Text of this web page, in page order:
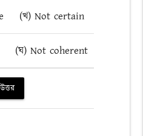
(খ) Not certain
(ঘ) Not coherent
উত্তর